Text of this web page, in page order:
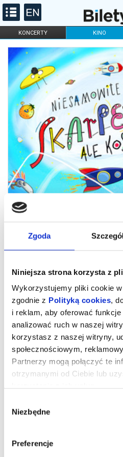
Zgoda
Niniejsza strona korzysta z
Wykorzystujemy pliki cookie w
zgodnie z Polityką cookies,
i reklam, aby oferować funkcje
analizować ruch w naszej
korzystasz z naszej witryny,
społecznościowym,
Partnerzy mogą połączyć te
otrzymanymi od Ciebie lub
zgody
Niezbędne
Preferencje
KONCERTY KINO
FILHARMONIA OPERA I BALET
DLA DZIECI
ONLINE
Niesamowite
Ale kosmos!
Najbardziej odlotowi bohaterowie
na Dzikim Zachodzie i podróże w
Czy skarpetka może zostać